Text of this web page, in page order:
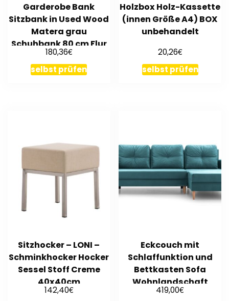
Garderobe Bank
Sitzbank in Used Wood
Matera grau
Schuhbank 80 cm Flur
Diele Ward
180,36€
selbst prüfen
Holzbox Holz-Kassette
(innen Größe A4) BOX
unbehandelt
20,26€
selbst prüfen
Sitzhocker – LONI –
Schminkhocker Hocker
Sessel Stoff Creme
40x40cm
142,40€
Eckcouch mit
Schlaffunktion und
Bettkasten Sofa
Wohnlandschaft
Couch Carl Blau Türkis
419,00€